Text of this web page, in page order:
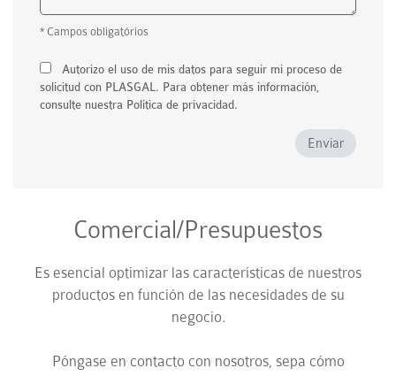
* Campos obligatórios
Autorizo el uso de mis datos para seguir mi proceso de
solicitud con PLASGAL. Para obtener más información,
consulte nuestra Política de privacidad.
Enviar
Comercial/Presupuestos
Es esencial optimizar las características de nuestros
productos en función de las necesidades de su
negocio.
Póngase en contacto con nosotros, sepa cómo